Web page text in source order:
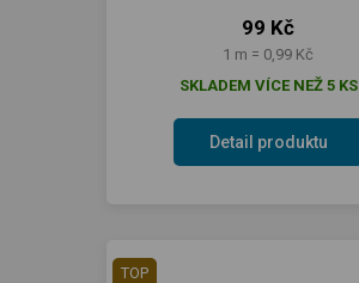
99 Kč
1 m = 0,99 Kč
SKLADEM VÍCE NEŽ 5 KS
Detail produktu
TOP